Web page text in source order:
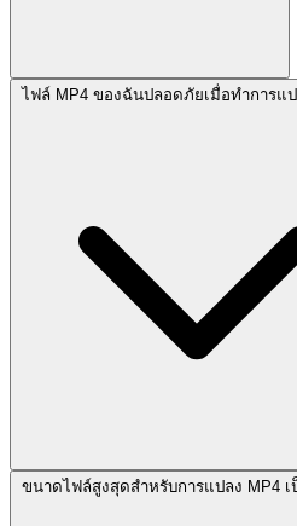
ไฟล์ MP4 ของฉันปลอดภัยเมื่อทำการแ
ขนาดไฟล์สูงสุดสำหรับการแปลง MP4 เ